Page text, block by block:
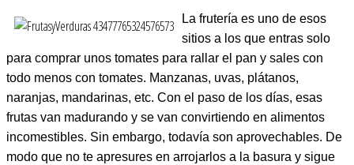
La frutería es uno de esos
sitios a los que entras solo
para comprar unos tomates para rallar el pan y sales con
todo menos con tomates. Manzanas, uvas, plátanos,
naranjas, mandarinas, etc. Con el paso de los días, esas
frutas van madurando y se van convirtiendo en alimentos
incomestibles. Sin embargo, todavía son aprovechables. De
modo que no te apresures en arrojarlos a la basura y sigue